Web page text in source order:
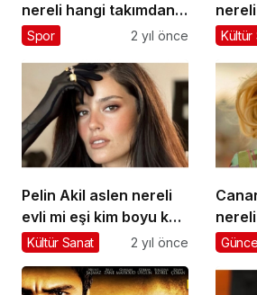
nereli hangi takımdan
geldi hangi takımlarda
attı?
Spor 2 yıl önce Kültür
Pelin Akil aslen nereli
evli mi eşi kim boyu kaç
burcu ne Pelin Akil
dizileri
Kültür Sanat 2 yıl önce
burcu